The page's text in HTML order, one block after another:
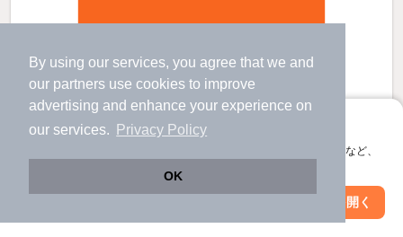
By using our services, you agree that we and
our partners use cookies to improve
advertising and enhance your experience on
our services.
Privacy Policy
OK
アプリに切り替えて、サクサクお部屋探し
会員登録なしですぐ使える。マップ検索やお気に入り保存など、
アプリを開く
リッツハウスの賃貸物件
熱田神宮西駅 歩
六番町駅 歩
ほか1駅（徒歩20分圏内）
3階建 / 17年7ヶ月 / 鉄骨造
絞り込み条件を変更